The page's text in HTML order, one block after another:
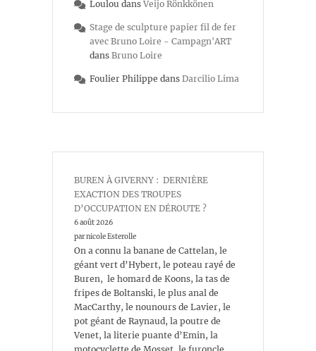
Loulou dans Veijo Rönkkönen
Stage de sculpture papier fil de fer
avec Bruno Loire - Campagn'ART
dans Bruno Loire
Foulier Philippe dans Darcilio Lima
BUREN À GIVERNY : DERNIÈRE
EXACTION DES TROUPES
D’OCCUPATION EN DÉROUTE ?
6 août 2026
par nicole Esterolle
On a connu la banane de Cattelan, le
géant vert d’Hybert, le poteau rayé de
Buren, le homard de Koons, la tas de
fripes de Boltanski, le plus anal de
MacCarthy, le nounours de Lavier, le
pot géant de Raynaud, la poutre de
Venet, la literie puante d’Emin, la